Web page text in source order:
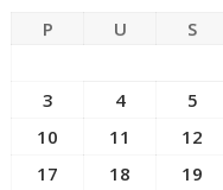
P U S
3
4 5
10
11 12
17
18 19